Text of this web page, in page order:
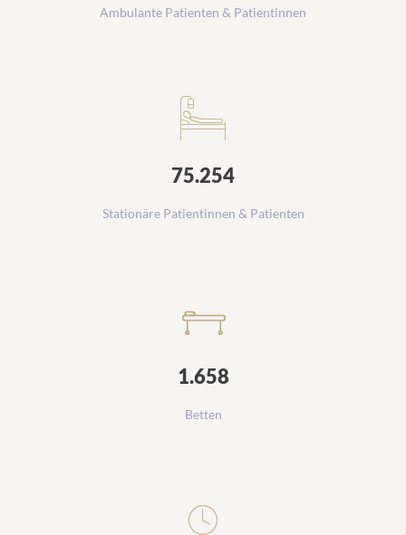
Ambulante Patienten & Patientinnen
75.254
Stationäre Patientinnen & Patienten
1.658
Betten